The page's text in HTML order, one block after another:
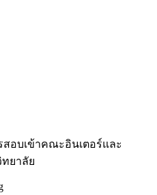
สอบเข้าคณะอินเตอร์และ
ยาลัย